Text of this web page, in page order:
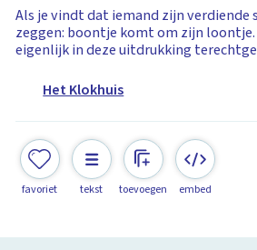
Als je vindt dat iemand zijn verdiende
zeggen: boontje komt om zijn loontje.
eigenlijk in deze uitdrukking
Het Klokhuis
favoriet tekst toevoegen embed